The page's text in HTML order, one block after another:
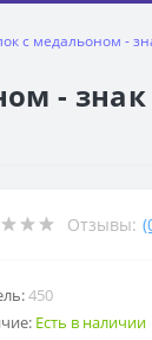
с медальоном -
-
Отзывы:
450
Есть в наличии